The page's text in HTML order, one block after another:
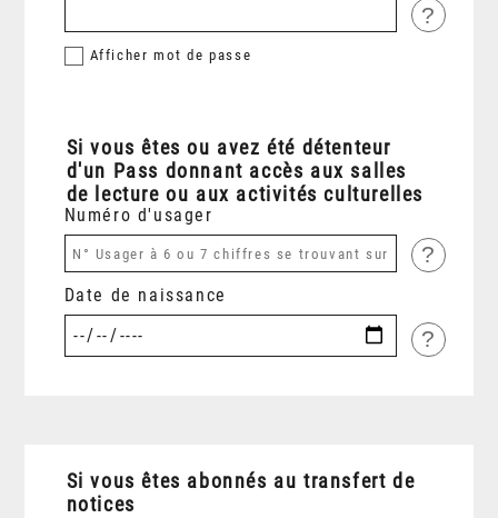
?
Afficher mot de passe
Si vous êtes ou avez été détenteur
d'un Pass donnant accès aux salles
de lecture ou aux activités culturelles
Numéro d'usager
?
Date de naissance
?
Si vous êtes abonnés au transfert de
notices